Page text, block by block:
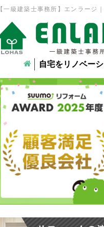
【一級建築士事務所】エンラージ
自宅をリノベー